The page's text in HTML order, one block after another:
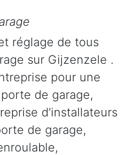
réglage de tous
sur Gijzenzele .
pour une
de garage,
d'installateurs
de garage,